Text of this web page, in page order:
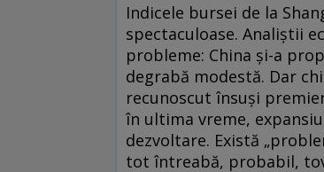
Indicele bursei de la
spectaculoase. Analiştii
probleme: China şi-a
degrabă modestă. Dar
recunoscut însuşi
în ultima vreme,
dezvoltare. Există
tot întreabă, probabil,